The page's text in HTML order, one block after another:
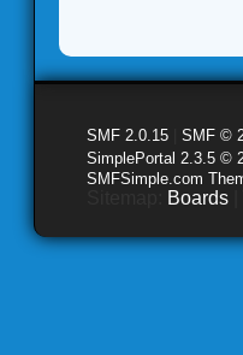
SMF 2.0.15 SMF ©
SimplePortal 2.3.5 ©
SMFSimple.com
Boards